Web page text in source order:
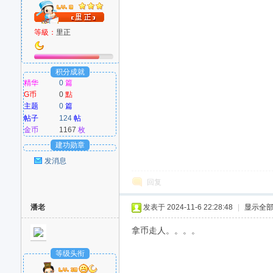
等級： 里正
积分成就
精华
0 篇
G币
0點
主题
0 篇
帖子
124 帖
金币
1167枚
建功勋章
发消息
回复
潘老
等级头衔
发表于 2024-11-6 22:28:48 显示全
拿币走人。。。。